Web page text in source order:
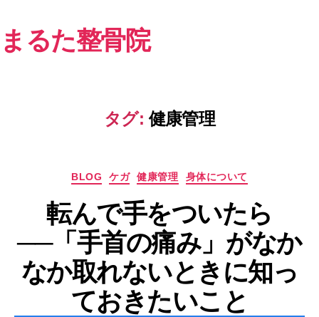
まるた整骨院
タグ: 健康管理
カ
ゴ
リ
ー
BLOG ケガ 健康管理 身体について
転んで手をついたら
──「手首の痛み」がなか
なか取れないときに知っ
ておきたいこと